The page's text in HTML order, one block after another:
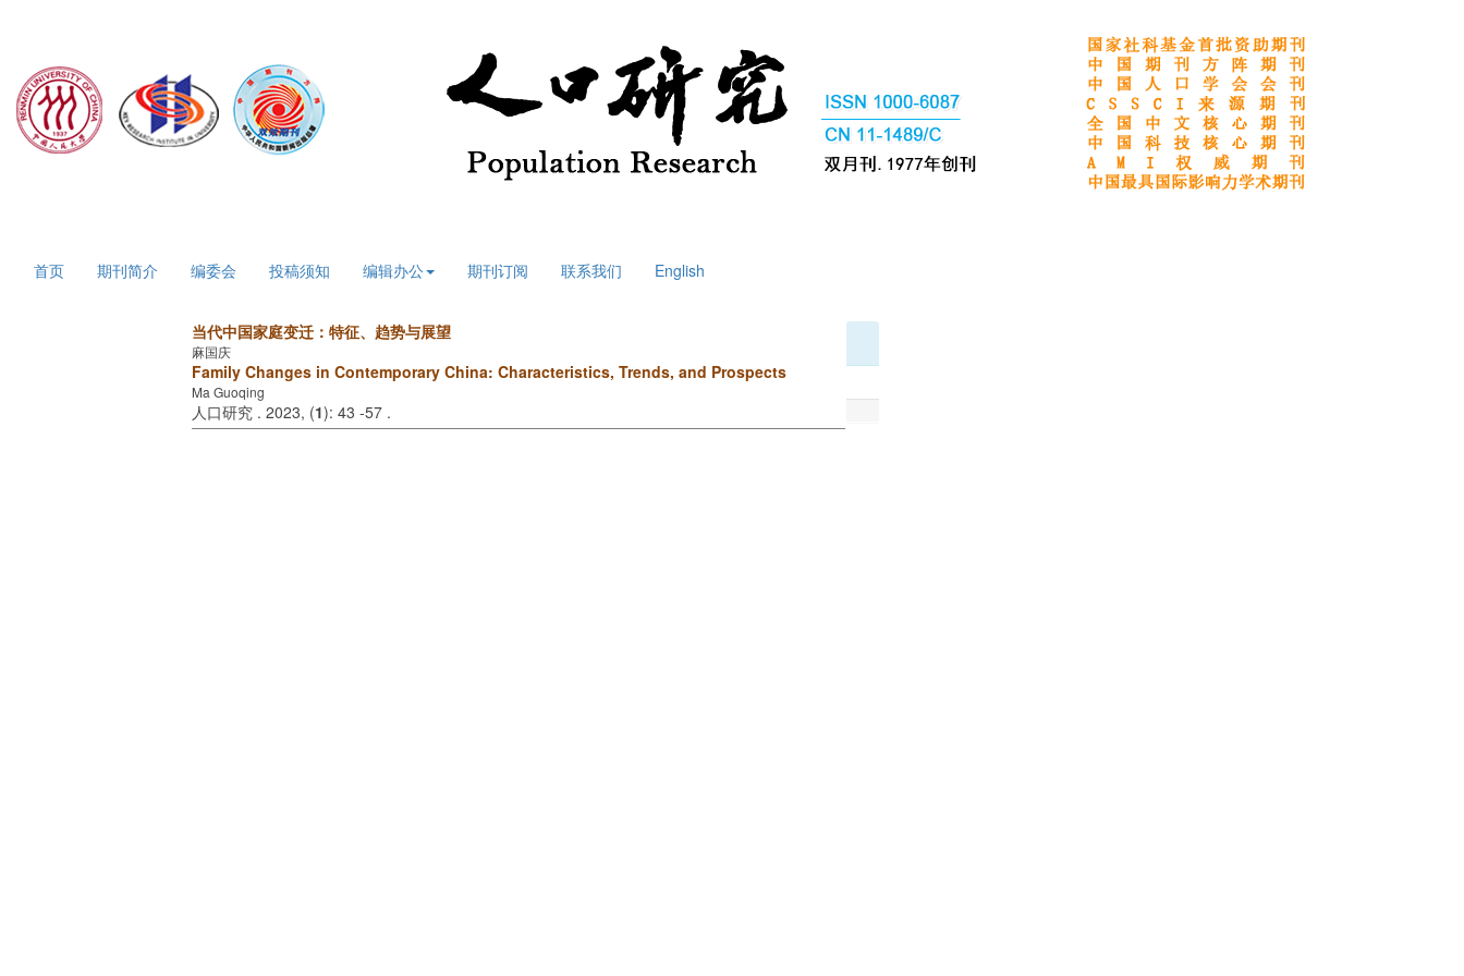
首页 期刊简介 编委会 投稿须知 编辑办公 期刊订阅 联系我们 English
当代中国家庭变迁：特征、趋势与展望
麻国庆
Family Changes in Contemporary China: Characteristics, Trends, and Prospects
Ma Guoqing
人口研究 . 2023, (1): 43 -57 .